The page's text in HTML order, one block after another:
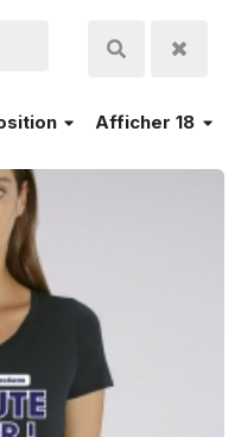
Afficher 18